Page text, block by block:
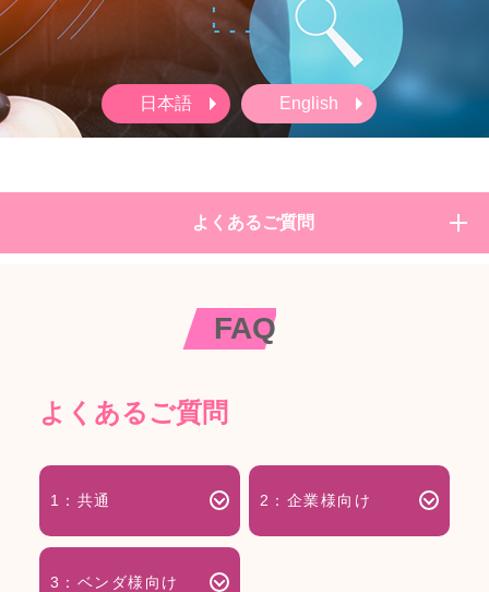
日本語 English
よくあるご質問
FAQ
よくあるご質問
1：共通 2：企業様向け
3：ベンダ様向け